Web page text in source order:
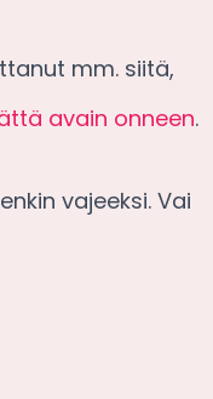
mm. siitä,
avain onneen.
vajeeksi. Vai